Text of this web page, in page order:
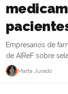
Empresarios de
de AIReF sobre
Marta Jurado